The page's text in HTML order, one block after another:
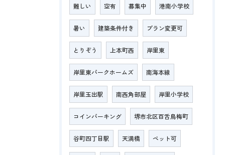
難しい 空有 募集中 港南小学校
暑い 建築条件付き プラン変更可
とりぞう 上本町西 岸里東
岸里東パークホームズ 南海本線
岸里玉出駅 南西角部屋 岸里小学校
コインパーキング 堺市北区百舌鳥梅町
谷町四丁目駅 天満橋 ペット可